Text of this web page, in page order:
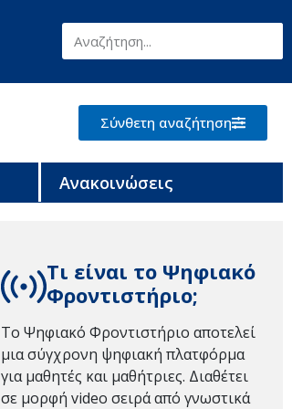
Σύνθετη αναζήτηση
Ανακοινώσεις
Τι είναι το Ψηφιακό
Φροντιστήριο;
Το Ψηφιακό Φροντιστήριο αποτελεί
μια σύγχρονη ψηφιακή πλατφόρμα
για μαθητές και μαθήτριες. Διαθέτει
σε μορφή video σειρά από γνωστικά